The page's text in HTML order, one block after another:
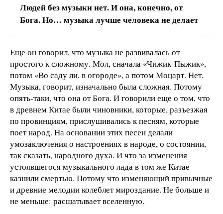
Людей без музыки нет. И она, конечно, от
Бога. Но… музыка лучше человека не делает
Еще он говорил, что музыка не развивалась от
простого к сложному. Мол, сначала «Чижик-Пыжик»,
потом «Во саду ли, в огороде», а потом Моцарт. Нет.
Музыка, говорит, изначально была сложная. Потому
опять-таки, что она от Бога. И говорили еще о том, что
в древнем Китае были чиновники, которые, разъезжая
по провинциям, прислушивались к песням, которые
поет народ. На основании этих песен делали
умозаключения о настроениях в народе, о состоянии,
так сказать, народного духа. И что за изменения
устоявшегося музыкального лада в том же Китае
казнили смертью. Потому что изменяющий привычные
и древние мелодии колеблет мироздание. Не больше и
не меньше: расшатывает вселенную.